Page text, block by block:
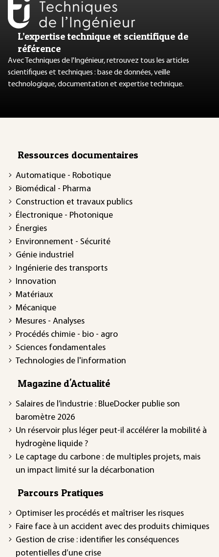
L’expertise technique et scientifique de
référence
Avec Techniques de l'Ingénieur, retrouvez tous les articles
scientifiques et techniques : base de données, veille
technologique, documentation et expertise technique.
Ressources documentaires
Automatique - Robotique
Biomédical - Pharma
Construction et travaux publics
Électronique - Photonique
Énergies
Environnement - Sécurité
Génie industriel
Ingénierie des transports
Innovation
Matériaux
Mécanique
Mesures - Analyses
Procédés chimie - bio - agro
Sciences fondamentales
Technologies de l'information
Magazine d'Actualité
Salaires de l’industrie : BlueDocker publie son
baromètre 2026
Un réservoir plus léger peut-il accélérer la mobilité à
hydrogène liquide ?
Le captage du carbone : de multiples projets, mais
un impact limité sur la décarbonation
Parcours Pratiques
Optimiser les procédés et maîtriser les risques
Faire face à un accident avec des produits chimiques
Gestion de crise : identifier les conséquences
potentielles d’une crise